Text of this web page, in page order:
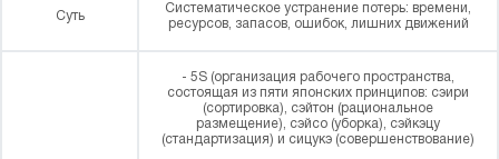
Суть
Систематическое устранение потерь: времени,
ресурсов, запасов, ошибок, лишних движений
- 5S (организация рабочего пространства,
состоящая из пяти японских принципов: сэири
(сортировка), сэйтон (рациональное
размещение), сэйсо (уборка), сэйкэцу
(стандартизация) и сицукэ (совершенствование)